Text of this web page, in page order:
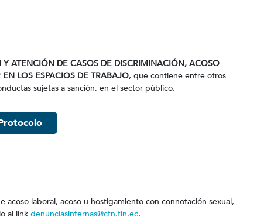
Y ATENCIÓN DE CASOS DE DISCRIMINACIÓN, ACOSO
LOS ESPACIOS DE TRABAJO, que contiene entre otros
sujetas a sanción, en el sector público.
acoso laboral, acoso u hostigamiento con connotación sexual,
al link denunciasinternas@cfn.fin.ec.